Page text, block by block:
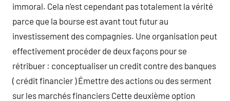
immoral. Cela n’est cependant pas totalement la vérité
parce que la bourse est avant tout futur au
investissement des compagnies. Une organisation peut
effectivement procéder de deux façons pour se
rétribuer : conceptualiser un credit contre des banques
( crédit financier ) Émettre des actions ou des serment
sur les marchés financiers Cette deuxième option